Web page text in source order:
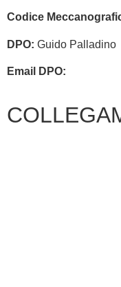
Codice
DPO: Guido Palladino
Email DPO: